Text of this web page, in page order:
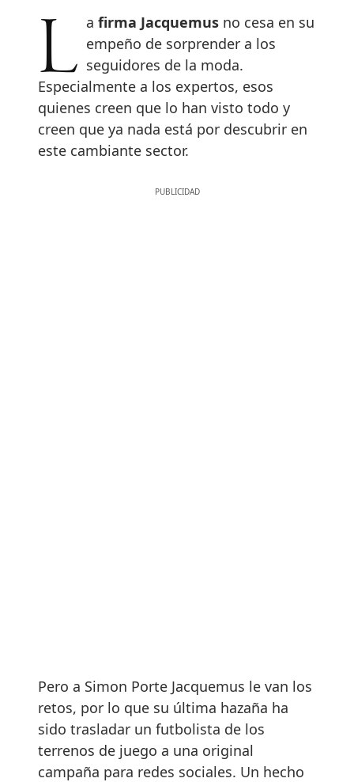
La firma Jacquemus no cesa en su
empeño de sorprender a los
seguidores de la moda.
Especialmente a los expertos, esos
quienes creen que lo han visto todo y
creen que ya nada está por descubrir en
este cambiante sector.
Pero a Simon Porte Jacquemus le van los
retos, por lo que su última hazaña ha
sido trasladar un futbolista de los
terrenos de juego a una original
campaña para redes sociales. Un hecho